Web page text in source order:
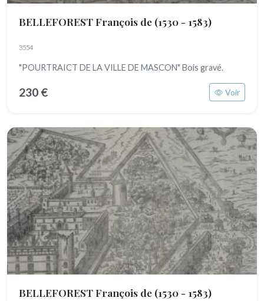
BELLEFOREST François de (1530 - 1583)
3554
"POURTRAICT DE LA VILLE DE MASCON" Bois gravé.
230 € Voir
BELLEFOREST François de (1530 - 1583)